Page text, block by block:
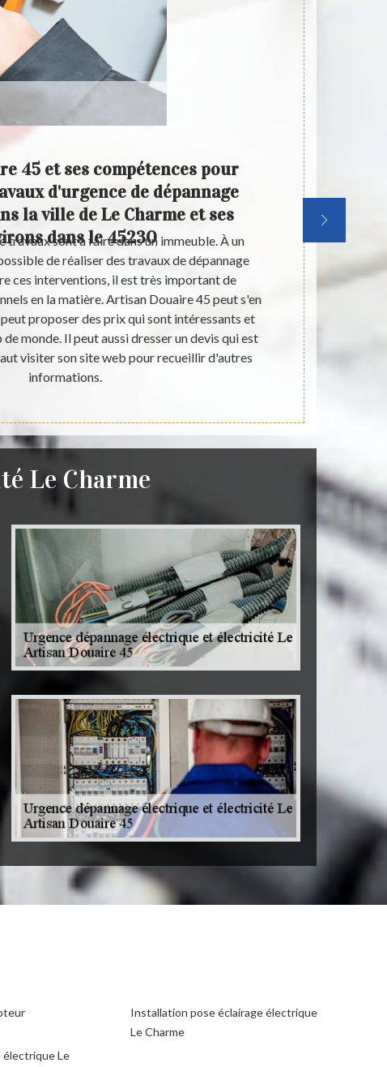
45 et ses compétences pour
d'urgence de dépannage
la ville de Le Charme et ses
dans le 45230
travaux sont à faire dans un immeuble. À un
de réaliser des travaux de dépannage
ces interventions, il est très important de
en la matière. Artisan Douaire 45 peut s'en
proposer des prix qui sont intéressants et
monde. Il peut aussi dresser un devis qui est
visiter son site web pour recueillir d'autres
informations.
Les
pour les
difficile et
Le Charme
électrique Le
Installation pose éclairage électrique
Le Charme